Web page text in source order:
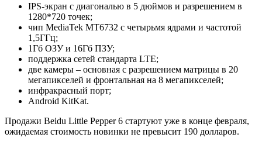
IPS-экран с диагональю в 5 дюймов и разрешением в
1280*720 точек;
чип MediaTek MT6732 с четырьмя ядрами и частотой
1,5ГГц;
1Гб ОЗУ и 16Гб ПЗУ;
поддержка сетей стандарта LTE;
две камеры – основная с разрешением матрицы в 20
мегапикселей и фронтальная на 8 мегапикселей;
инфракрасный порт;
Android KitKat.
Продажи Beidu Little Pepper 6 стартуют уже в конце февраля,
ожидаемая стоимость новинки не превысит 190 долларов.